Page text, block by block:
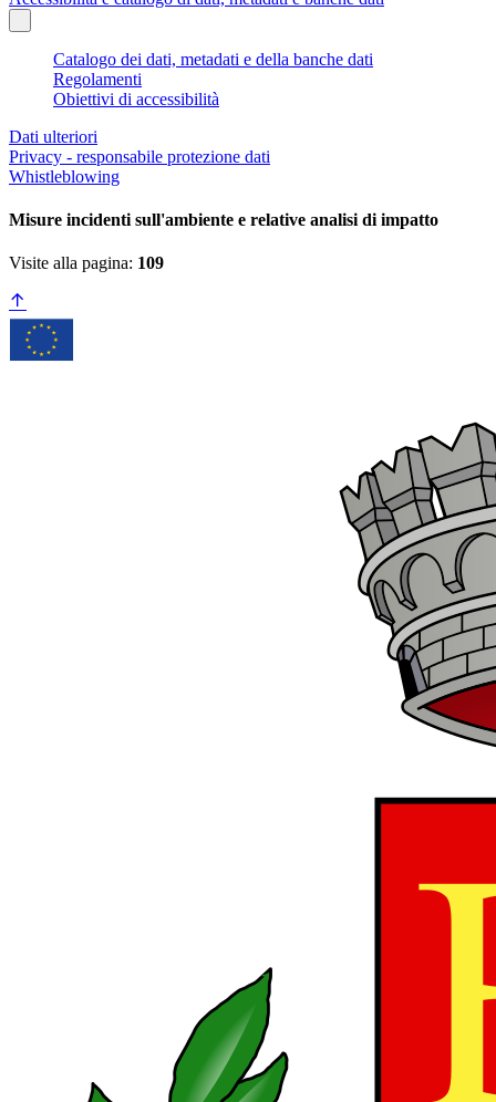
Catalogo dei dati, metadati e della banche dati
Regolamenti
Obiettivi di accessibilità
Dati ulteriori
Privacy - responsabile protezione dati
Whistleblowing
Misure incidenti sull'ambiente e relative analisi di impatto
Visite alla pagina: 109